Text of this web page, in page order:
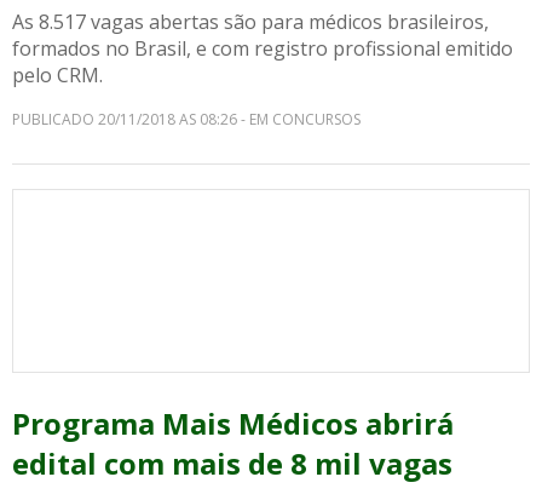
As 8.517 vagas abertas são para médicos brasileiros,
formados no Brasil, e com registro profissional emitido
pelo CRM.
PUBLICADO 20/11/2018 AS 08:26 - EM CONCURSOS
Programa Mais Médicos abrirá
edital com mais de 8 mil vagas